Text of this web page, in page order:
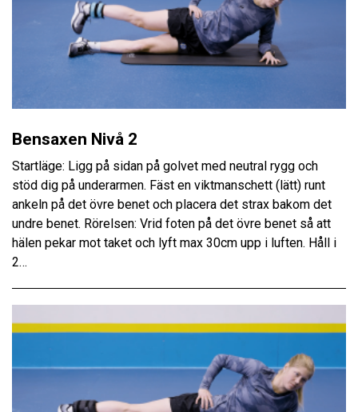
Bensaxen Nivå 2
Startläge: Ligg på sidan på golvet med neutral rygg och
stöd dig på underarmen. Fäst en viktmanschett (lätt) runt
ankeln på det övre benet och placera det strax bakom det
undre benet. Rörelsen: Vrid foten på det övre benet så att
hälen pekar mot taket och lyft max 30cm upp i luften. Håll i
2…